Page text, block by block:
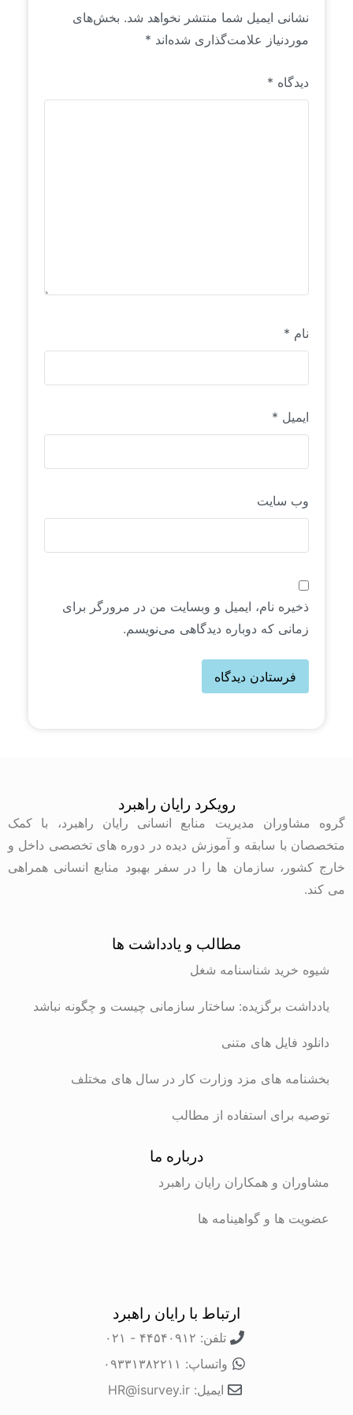
نشانی ایمیل شما منتشر نخواهد شد. بخش‌های
موردنیاز علامت‌گذاری شده‌اند *
دیدگاه *
نام *
ایمیل *
وب‌ سایت
ذخیره نام، ایمیل و وبسایت من در مرورگر برای
زمانی که دوباره دیدگاهی می‌نویسم.
رویکرد رایان راهبرد
گروه مشاوران مدیریت منابع انسانی رایان راهبرد، با کمک
متخصصان با سابقه و آموزش دیده در دوره های تخصصی داخل و
خارج کشور، سازمان ها را در سفر بهبود منابع انسانی همراهی
می کند.
مطالب و یادداشت ها
شیوه خرید شناسنامه شغل
یادداشت برگزیده: ساختار سازمانی چیست و چگونه نباشد
دانلود فایل های متنی
بخشنامه های مزد وزارت کار در سال های مختلف
توصیه برای استفاده از مطالب
درباره ما
مشاوران و همکاران رایان راهبرد
عضویت ها و گواهینامه ها
ارتباط با رایان راهبرد
تلفن: ۴۴۵۴۰۹۱۲ - ۰۲۱
واتساپ: ۰۹۳۳۱۳۸۲۲۱۱
ایمیل: HR@isurvey.ir